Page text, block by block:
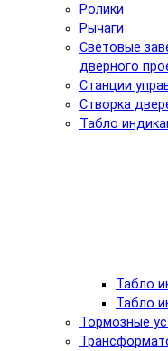
Ролики
Рычаги
Световые
дверного
Станции
Створка
Табло
Табло
Табло
Тормозные